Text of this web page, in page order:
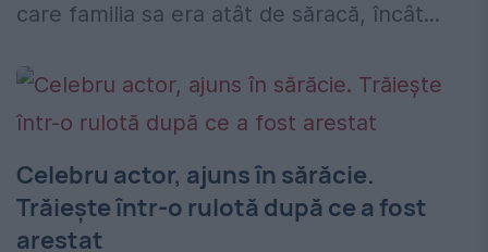
care familia sa era atât de săracă, încât...
Celebru actor, ajuns în sărăcie.
Trăiește într-o rulotă după ce a fost
arestat